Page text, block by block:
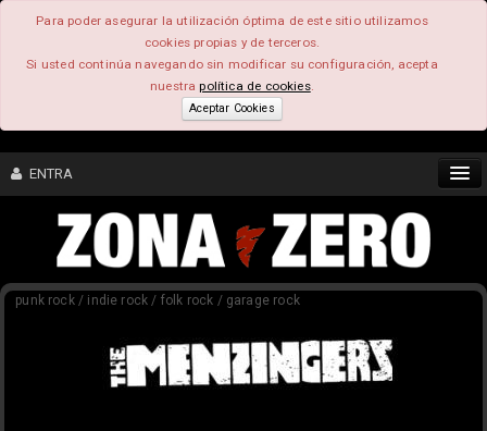
Para poder asegurar la utilización óptima de este sitio utilizamos
cookies propias y de terceros.
Si usted continúa navegando sin modificar su configuración, acepta
nuestrapolítica de cookies.
Aceptar Cookies
ENTRA
CONTENIDO
COMUNIDAD
FEEEDBACK
punk rock / indie rock / folk rock / garage rock